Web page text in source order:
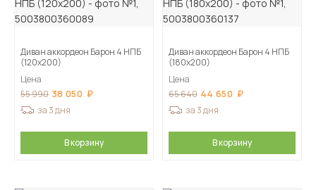
Диван аккордеон Барон 4 НПБ
(120х200)
Цена
55 990 38 050
за 3 дня
В корзину
Диван аккордеон Барон 4 НПБ
(180х200)
Цена
65 640 44 650
за 3 дня
В корзину